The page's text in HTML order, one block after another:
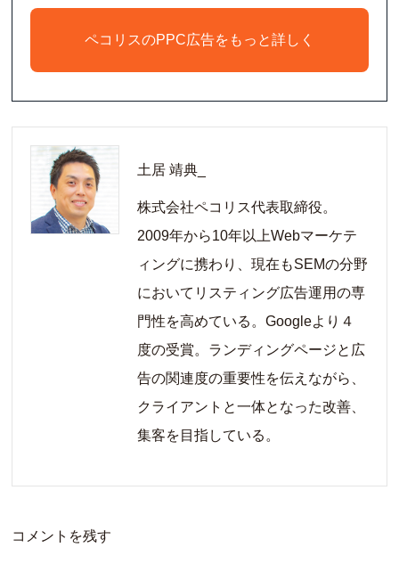
ペコリスのPPC広告をもっと詳しく
土居 靖典_
株式会社ペコリス代表取締役。
2009年から10年以上Webマーケテ
ィングに携わり、現在もSEMの分野
においてリスティング広告運用の専
門性を高めている。Googleより４
度の受賞。ランディングページと広
告の関連度の重要性を伝えながら、
クライアントと一体となった改善、
集客を目指している。
コメントを残す